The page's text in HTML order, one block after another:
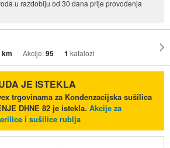
u razdoblju od 30 dana prije provođenja
km Akcije:95 1 katalozi
JE ISTEKLA
trgovinama za Kondenzacijska sušilica
DHNE 82 je istekla. Akcije za
i sušilice rublja